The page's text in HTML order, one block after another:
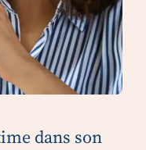
dans son